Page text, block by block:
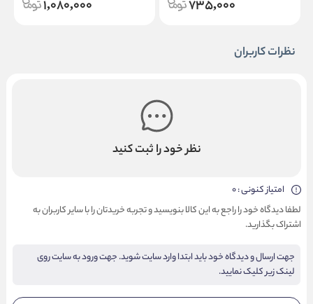
735,000
1,080,000
نظرات کاربران
نظر خود را ثبت کنید
امتیاز کنونی : 0
لطفا دیدگاه خود را راجع به این کالا بنویسید و تجربه خریدتان را با سایر کاربران به
اشتراک بگذارید.
جهت ارسال و دیدگاه خود باید ابتدا وارد سایت شوید. جهت ورود به سایت روی
لینک زیر کلیک نمایید.